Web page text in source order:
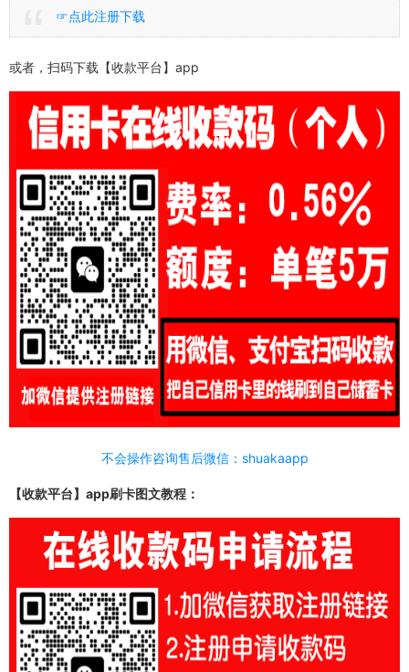
☞点此注册下载
或者，扫码下载【收款平台】app
不会操作咨询售后微信：shuakaapp
【收款平台】app刷卡图文教程：